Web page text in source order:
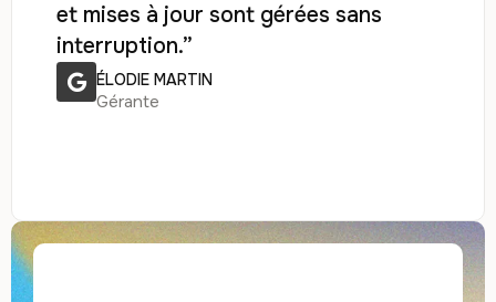
et mises à jour sont gérées sans
interruption.”
ÉLODIE MARTIN
Gérante